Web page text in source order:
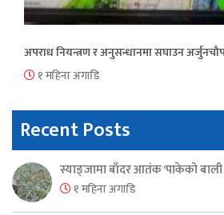
अपराध नियन्त्रण र अनुसन्धानमा सघाउन
१ महिना अगाडि
Recent Posts
स्याङ्जामा बाँदर आतंक ‘पाकेको बाली
१ महिना अगाडि